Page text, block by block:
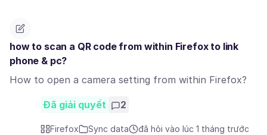
how to scan a QR code from within Firefox to link
phone & pc?
How to open a camera setting from within Firefox?
Đã giải quyết 2
Firefox Sync data
đã hỏi vào lúc 1 tháng trước